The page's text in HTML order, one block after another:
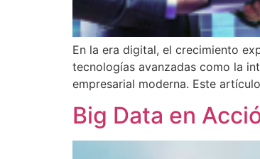
En la era digital, el crecimiento
tecnologías avanzadas como la
empresarial moderna. Este
Big Data en